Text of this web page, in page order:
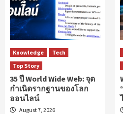
Knowledge
Tech
Top Story
35 ปี World Wide Web: จุด
กำเนิดรากฐานของโลก
ออนไลน์
August 7, 2026